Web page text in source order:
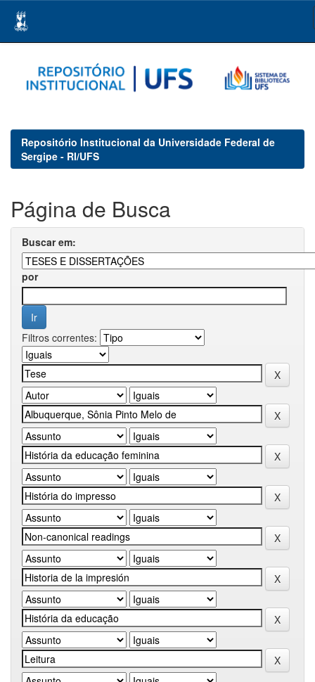
navigation
Repositório Institucional da Universidade Federal de
Sergipe - RI/UFS
Página de Busca
Buscar em:
por
Filtros correntes: